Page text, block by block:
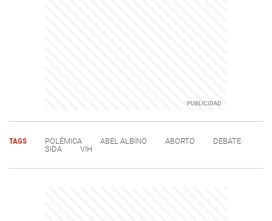
TAGS POLÉMICA ABEL ALBINO ABORTO
DEBATE
SIDA
VIH